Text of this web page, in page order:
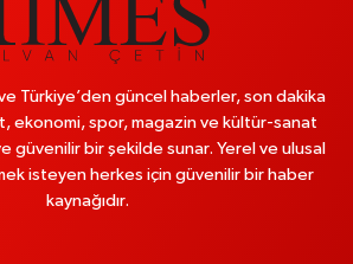
ve Türkiye’den güncel haberler, son dakika
ekonomi, spor, magazin ve kültür-sanat
güvenilir bir şekilde sunar. Yerel ve ulusal
isteyen herkes için güvenilir bir haber
kaynağıdır.